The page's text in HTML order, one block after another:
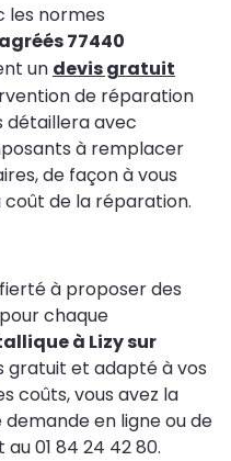
les normes
77440
un devis gratuit
de réparation
détaillera avec
à remplacer
de façon à vous
de la réparation.
à proposer des
chaque
à Lizy sur
gratuit et adapté à vos
coûts, vous avez la
en ligne ou de
01 84 24 42 80.